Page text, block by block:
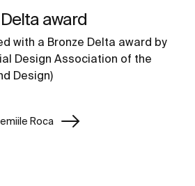
award
with a Bronze Delta award by
Design Association of the
Design)
Roca